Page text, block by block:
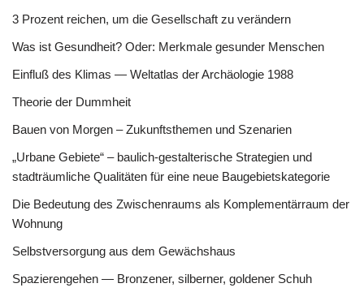
3 Prozent reichen, um die Gesellschaft zu verändern
Was ist Gesundheit? Oder: Merkmale gesunder Menschen
Einfluß des Klimas — Weltatlas der Archäologie 1988
Theorie der Dummheit
Bauen von Morgen – Zukunftsthemen und Szenarien
„Urbane Gebiete“ – baulich-gestalterische Strategien und
stadträumliche Qualitäten für eine neue Baugebietskategorie
Die Bedeutung des Zwischenraums als Komplementärraum der
Wohnung
Selbstversorgung aus dem Gewächshaus
Spazierengehen — Bronzener, silberner, goldener Schuh